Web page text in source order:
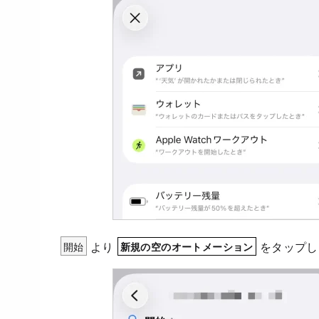
開始 より 新規の空のオートメーション をタップ